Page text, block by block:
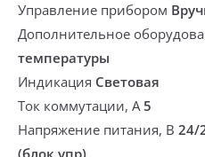
Управление прибором
Дополнительное
температуры
Индикация Световая
Ток коммутации, А5
Напряжение питания, В 24/
(блок упр)